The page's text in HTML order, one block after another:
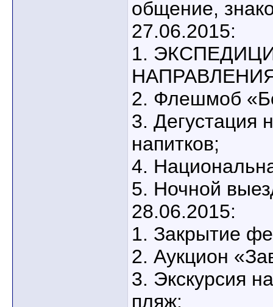
общение,
27.06.2015:
1.
2. Флешмоб
3. Дегустация
напитков;
4.
5. Ночной
28.06.2015:
1. Закрытие
2. Аукцион
3. Экскурсия
пляж;